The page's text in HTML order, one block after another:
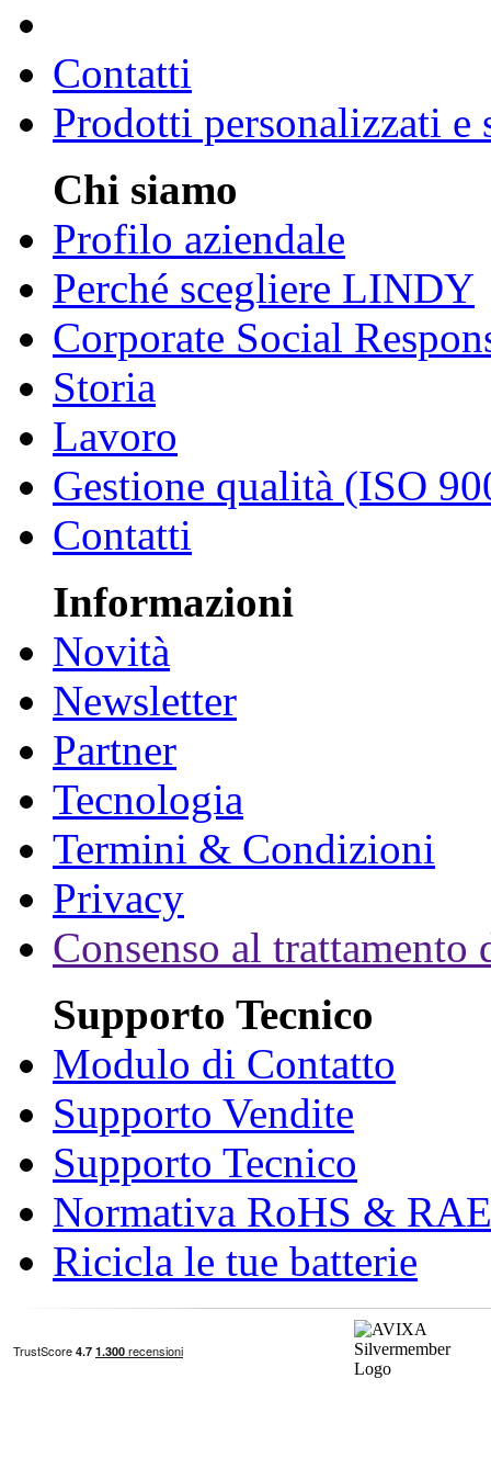
Contatti
Prodotti personalizzati e
Chi siamo
Profilo aziendale
Perché scegliere LINDY
Corporate Social
Storia
Lavoro
Gestione qualità (ISO
Contatti
Informazioni
Novità
Newsletter
Partner
Tecnologia
Termini & Condizioni
Privacy
Consenso al trattamento
Supporto Tecnico
Modulo di Contatto
Supporto Vendite
Supporto Tecnico
Normativa RoHS &
Ricicla le tue batterie